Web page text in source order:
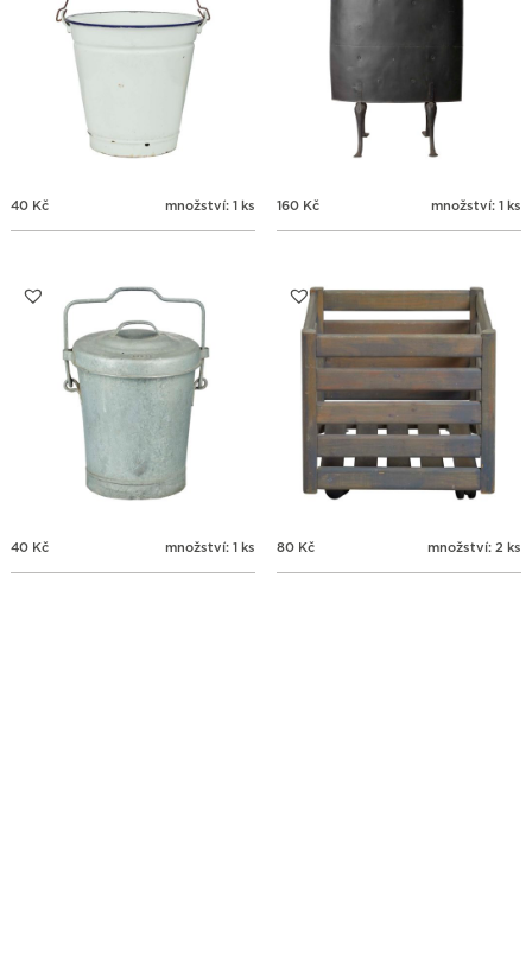
40 Kč množství: 1 ks 160 Kč množství: 1 ks
40 Kč množství: 1 ks 80 Kč množství: 2 ks